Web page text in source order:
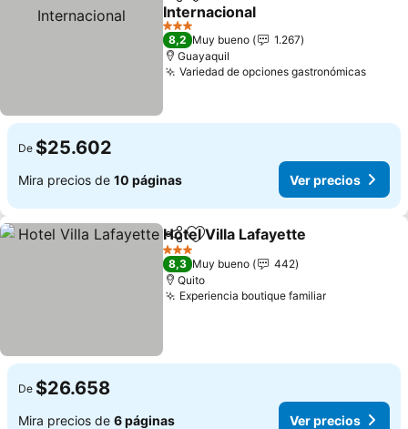
Internacional
3 Estrellas
8,2 Muy bueno
1.267
Guayaquil
Variedad de opciones gastronómicas
De $25.602
Mira precios de 10 páginas Ver precios
CompartirAgregar a favoritos
Hotel Villa Lafayette
3 Estrellas
8,3 Muy bueno
442
Quito
Experiencia boutique familiar
De $26.658
Mira precios de 6 páginas Ver precios